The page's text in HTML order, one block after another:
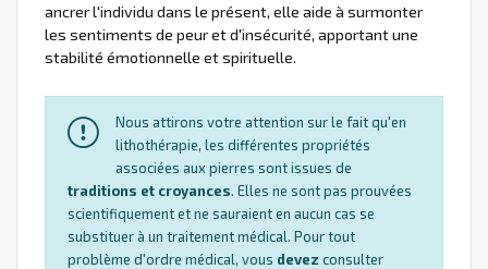
ancrer l'individu dans le présent, elle aide à surmonter
les sentiments de peur et d'insécurité, apportant une
stabilité émotionnelle et spirituelle.
Nous attirons votre attention sur le fait qu'en
lithothérapie, les différentes propriétés
associées aux pierres sont issues de
traditions et croyances. Elles ne sont pas prouvées
scientifiquement et ne sauraient en aucun cas se
substituer à un traitement médical. Pour tout
problème d'ordre médical, vous devez consulter